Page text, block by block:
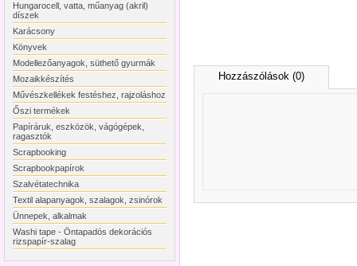
Hungarocell, vatta, műanyag (akril)
díszek
Karácsony
Könyvek
Modellezőanyagok, süthető gyurmák
Mozaikkészítés
Művészkellékek festéshez, rajzoláshoz
Őszi termékek
Papíráruk, eszközök, vágógépek,
ragasztók
Scrapbooking
Scrapbookpapírok
Szalvétatechnika
Textil alapanyagok, szalagok, zsinórok
Ünnepek, alkalmak
Washi tape - Öntapadós dekorációs
rizspapír-szalag
Hozzászólások (0)